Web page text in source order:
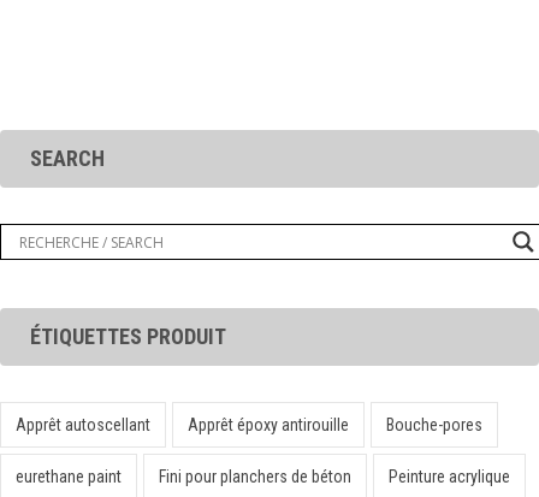
SEARCH
ÉTIQUETTES PRODUIT
Apprêt autoscellant Apprêt époxy antirouille Bouche-pores
eurethane paint Fini pour planchers de béton Peinture acrylique